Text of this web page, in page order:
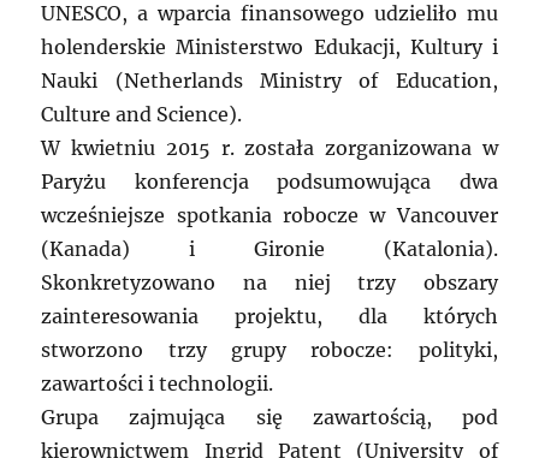
UNESCO, a wparcia finansowego udzieliło mu
holenderskie Ministerstwo Edukacji, Kultury i
Nauki (Netherlands Ministry of Education,
Culture and Science).
W kwietniu 2015 r. została zorganizowana w
Paryżu konferencja podsumowująca dwa
wcześniejsze spotkania robocze w Vancouver
(Kanada) i Gironie (Katalonia).
Skonkretyzowano na niej trzy obszary
zainteresowania projektu, dla których
stworzono trzy grupy robocze: polityki,
zawartości i technologii.
Grupa zajmująca się zawartością, pod
kierownictwem Ingrid Patent (University of